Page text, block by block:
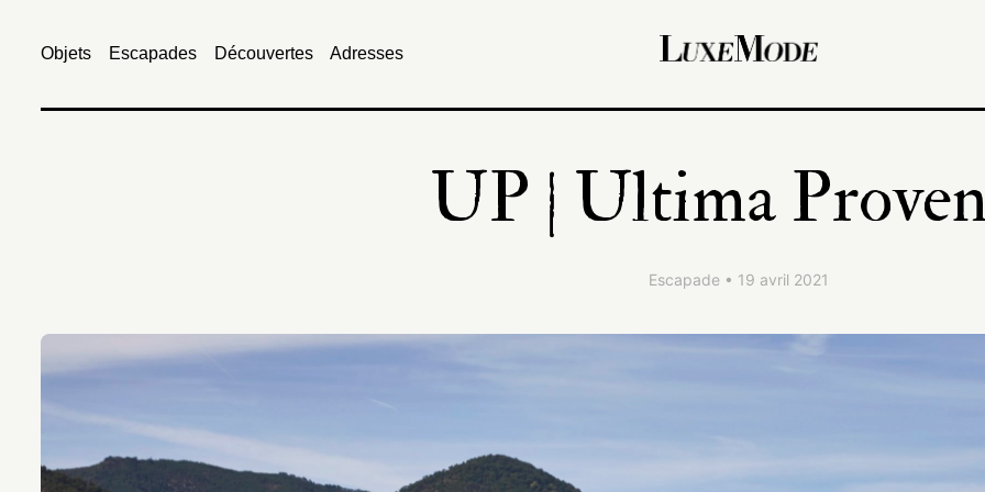
Objets Escapades Découvertes Adresses
UP | Ultima
Escapade • 19 avril 2021